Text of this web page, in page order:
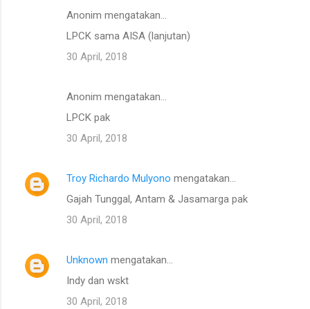
Anonim mengatakan…
LPCK sama AISA (lanjutan)
30 April, 2018
Anonim mengatakan…
LPCK pak
30 April, 2018
Troy Richardo Mulyono mengatakan…
Gajah Tunggal, Antam & Jasamarga pak
30 April, 2018
Unknown mengatakan…
Indy dan wskt
30 April, 2018